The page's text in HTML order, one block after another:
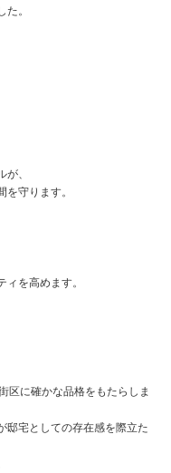
。
、
守ります。
を高めます。
区に確かな品格をもたらしま
邸宅としての存在感を際立た